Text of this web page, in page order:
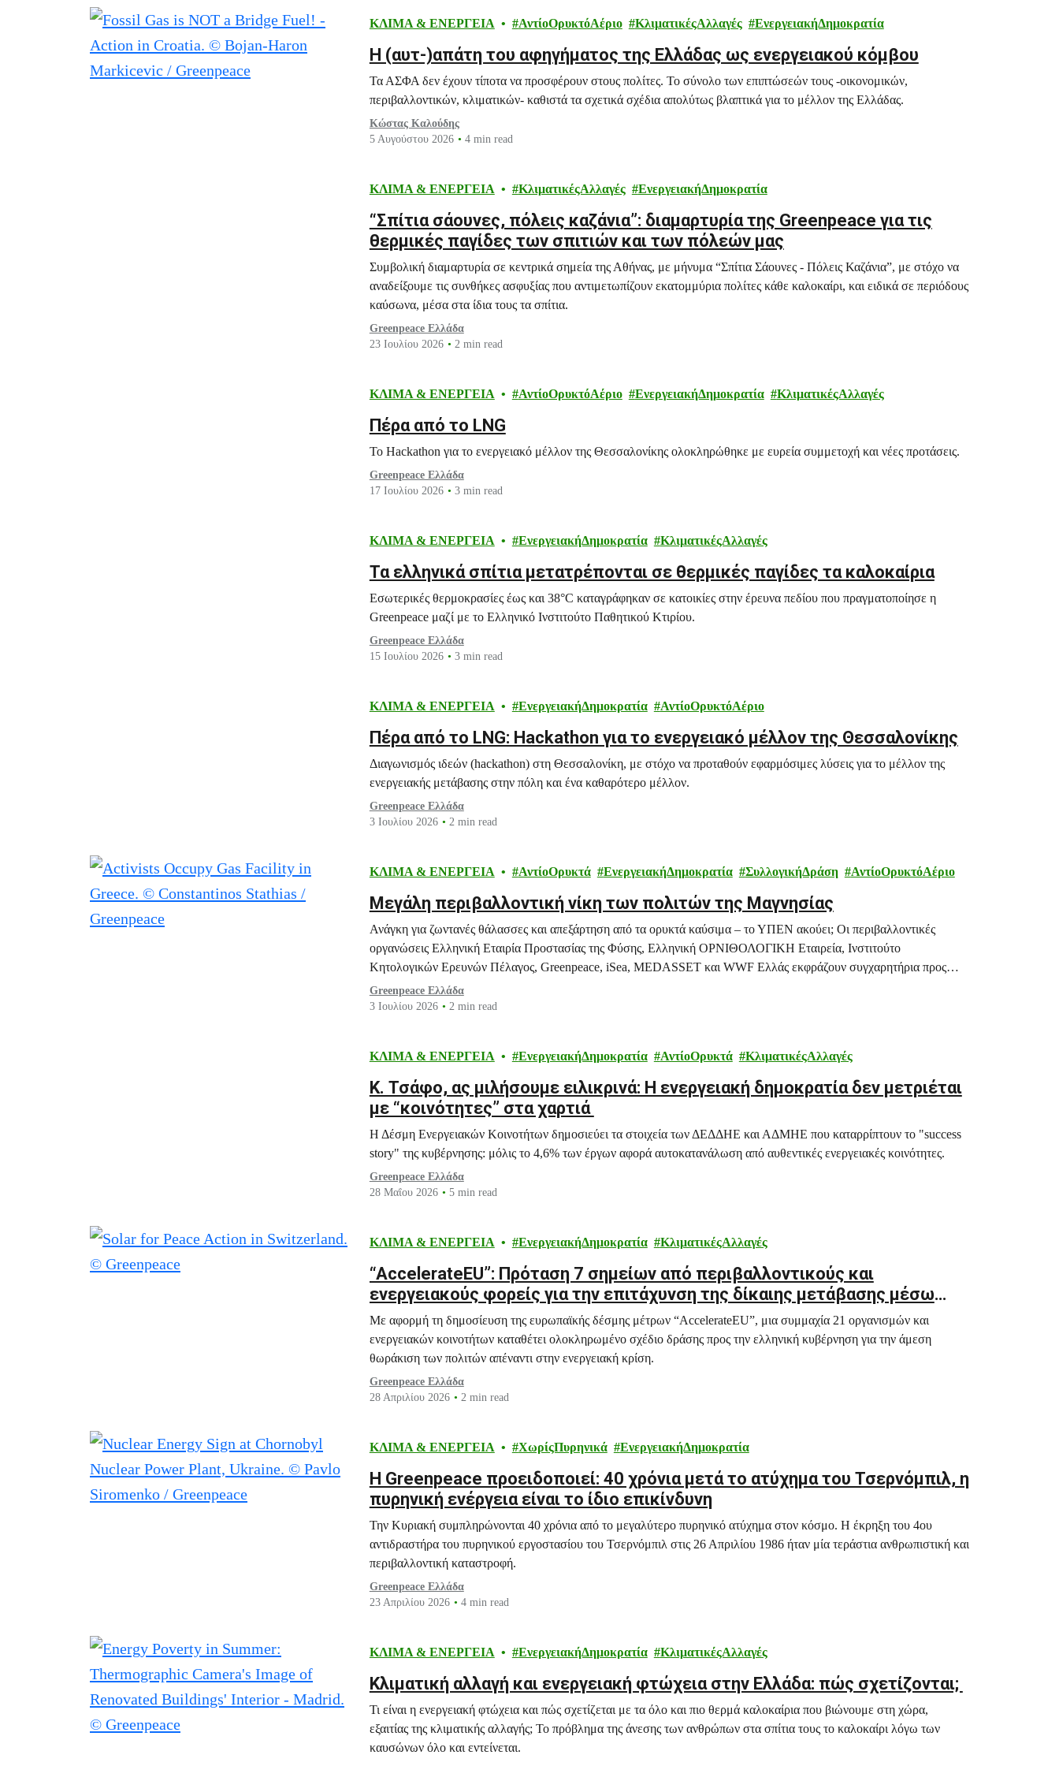
Filtered results ΚΛΙΜΑ & ΕΝΕΡΓΕΙΑ ΑντίοΟρυκτόΑέριο ΚλιματικέςΑλλαγές ΕνεργειακήΔημοκρατία
H (αυτ-)απάτη του αφηγήματος της Ελλάδας ως ενεργειακού κόμβου
Τα ΑΣΦΑ δεν έχουν τίποτα να προσφέρουν στους πολίτες. Το σύνολο των επιπτώσεών τους -οικονομικών,
περιβαλλοντικών, κλιματικών- καθιστά τα σχετικά σχέδια απολύτως βλαπτικά για το μέλλον της Ελλάδας.
Κώστας Καλούδης
5 Αυγούστου 2026
4 min read
ΚΛΙΜΑ & ΕΝΕΡΓΕΙΑ ΚλιματικέςΑλλαγές ΕνεργειακήΔημοκρατία
“Σπίτια σάουνες, πόλεις καζάνια”: διαμαρτυρία της Greenpeace για τις
θερμικές παγίδες των σπιτιών και των πόλεών μας
Συμβολική διαμαρτυρία σε κεντρικά σημεία της Αθήνας, με μήνυμα “Σπίτια Σάουνες - Πόλεις Καζάνια”, με στόχο να
αναδείξουμε τις συνθήκες ασφυξίας που αντιμετωπίζουν εκατομμύρια πολίτες κάθε καλοκαίρι, και ειδικά σε περιόδους
καύσωνα, μέσα στα ίδια τους τα σπίτια.
Greenpeace Ελλάδα
23 Ιουλίου 2026
2 min read
ΚΛΙΜΑ & ΕΝΕΡΓΕΙΑ ΑντίοΟρυκτόΑέριο ΕνεργειακήΔημοκρατία ΚλιματικέςΑλλαγές
Πέρα από το LNG
Το Hackathon για το ενεργειακό μέλλον της Θεσσαλονίκης ολοκληρώθηκε με ευρεία συμμετοχή και νέες προτάσεις.
Greenpeace Ελλάδα
17 Ιουλίου 2026
3 min read
ΚΛΙΜΑ & ΕΝΕΡΓΕΙΑ ΕνεργειακήΔημοκρατία ΚλιματικέςΑλλαγές
Τα ελληνικά σπίτια μετατρέπονται σε θερμικές παγίδες τα καλοκαίρια
Εσωτερικές θερμοκρασίες έως και 38°C καταγράφηκαν σε κατοικίες στην έρευνα πεδίου που πραγματοποίησε η
Greenpeace μαζί με το Ελληνικό Ινστιτούτο Παθητικού Κτιρίου.
Greenpeace Ελλάδα
15 Ιουλίου 2026
3 min read
ΚΛΙΜΑ & ΕΝΕΡΓΕΙΑ ΕνεργειακήΔημοκρατία ΑντίοΟρυκτόΑέριο
Πέρα από το LNG: Hackathon για το ενεργειακό μέλλον της Θεσσαλονίκης
Διαγωνισμός ιδεών (hackathon) στη Θεσσαλονίκη, με στόχο να προταθούν εφαρμόσιμες λύσεις για το μέλλον της
ενεργειακής μετάβασης στην πόλη και ένα καθαρότερο μέλλον.
Greenpeace Ελλάδα
3 Ιουλίου 2026
2 min read
ΚΛΙΜΑ & ΕΝΕΡΓΕΙΑ ΑντίοΟρυκτά ΕνεργειακήΔημοκρατία ΣυλλογικήΔράση ΑντίοΟρυκτόΑέριο
Μεγάλη περιβαλλοντική νίκη των πολιτών της Μαγνησίας
Ανάγκη για ζωντανές θάλασσες και απεξάρτηση από τα ορυκτά καύσιμα – το ΥΠΕΝ ακούει; Οι περιβαλλοντικές
οργανώσεις Ελληνική Εταιρία Προστασίας της Φύσης, Ελληνική ΟΡΝΙΘΟΛΟΓΙΚΗ Εταιρεία, Ινστιτούτο
Κητολογικών Ερευνών Πέλαγος, Greenpeace, iSea, MEDASSET και WWF Ελλάς εκφράζουν συγχαρητήρια προς
τους πολίτες και φορείς της Μαγνησίας που υπερασπίστηκαν με επιμονή το αυτονόητο: το δικαίωμα σε καθαρές και
ζωντανές θάλασσες και σε ένα ασφαλές…
Greenpeace Ελλάδα
3 Ιουλίου 2026
2 min read
ΚΛΙΜΑ & ΕΝΕΡΓΕΙΑ ΕνεργειακήΔημοκρατία ΑντίοΟρυκτά ΚλιματικέςΑλλαγές
K. Τσάφο, ας μιλήσουμε ειλικρινά: Η ενεργειακή δημοκρατία δεν μετριέται
με “κοινότητες” στα χαρτιά
Η Δέσμη Ενεργειακών Κοινοτήτων δημοσιεύει τα στοιχεία των ΔΕΔΔΗΕ και ΑΔΜΗΕ που καταρρίπτουν το "success
story" της κυβέρνησης: μόλις το 4,6% των έργων αφορά αυτοκατανάλωση από αυθεντικές ενεργειακές κοινότητες.
Greenpeace Ελλάδα
28 Μαΐου 2026
5 min read
ΚΛΙΜΑ & ΕΝΕΡΓΕΙΑ ΕνεργειακήΔημοκρατία ΚλιματικέςΑλλαγές
“AccelerateEU”: Πρόταση 7 σημείων από περιβαλλοντικούς και
ενεργειακούς φορείς για την επιτάχυνση της δίκαιης μετάβασης μέσω
των Ενεργειακών Κοινοτήτων
Με αφορμή τη δημοσίευση της ευρωπαϊκής δέσμης μέτρων “AccelerateEU”, μια συμμαχία 21 οργανισμών και
ενεργειακών κοινοτήτων καταθέτει ολοκληρωμένο σχέδιο δράσης προς την ελληνική κυβέρνηση για την άμεση
θωράκιση των πολιτών απέναντι στην ενεργειακή κρίση.
Greenpeace Ελλάδα
28 Απριλίου 2026
2 min read
ΚΛΙΜΑ & ΕΝΕΡΓΕΙΑ ΧωρίςΠυρηνικά ΕνεργειακήΔημοκρατία
Η Greenpeace προειδοποιεί: 40 χρόνια μετά το ατύχημα του Τσερνόμπιλ, η
πυρηνική ενέργεια είναι το ίδιο επικίνδυνη
Την Κυριακή συμπληρώνονται 40 χρόνια από το μεγαλύτερο πυρηνικό ατύχημα στον κόσμο. Η έκρηξη του 4ου
αντιδραστήρα του πυρηνικού εργοστασίου του Τσερνόμπιλ στις 26 Απριλίου 1986 ήταν μία τεράστια ανθρωπιστική και
περιβαλλοντική καταστροφή.
Greenpeace Ελλάδα
23 Απριλίου 2026
4 min read
ΚΛΙΜΑ & ΕΝΕΡΓΕΙΑ ΕνεργειακήΔημοκρατία ΚλιματικέςΑλλαγές
Κλιματική αλλαγή και ενεργειακή φτώχεια στην Ελλάδα: πώς σχετίζονται;
Τι είναι η ενεργειακή φτώχεια και πώς σχετίζεται με τα όλο και πιο θερμά καλοκαίρια που βιώνουμε στη χώρα,
εξαιτίας της κλιματικής αλλαγής; Το πρόβλημα της άνεσης των ανθρώπων στα σπίτια τους το καλοκαίρι λόγω των
καυσώνων όλο και εντείνεται.